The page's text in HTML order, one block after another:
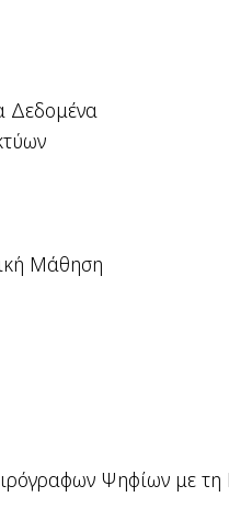
Δεδομένα
Μάθηση
Ψηφίων με